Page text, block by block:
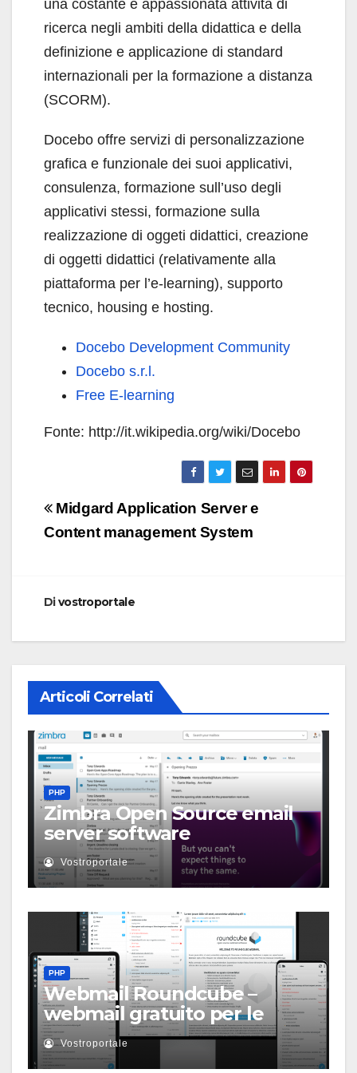
una costante e appassionata attività di
ricerca negli ambiti della didattica e della
definizione e applicazione di standard
internazionali per la formazione a distanza
(SCORM).
Docebo offre servizi di personalizzazione
grafica e funzionale dei suoi applicativi,
consulenza, formazione sull’uso degli
applicativi stessi, formazione sulla
realizzazione di oggeti didattici, creazione
di oggetti didattici (relativamente alla
piattaforma per l’e-learning), supporto
tecnico, housing e hosting.
Docebo Development Community
Docebo s.r.l.
Free E-learning
Fonte: http://it.wikipedia.org/wiki/Docebo
Navigazione
articoli
Midgard Application Server e
Content management System
Divostroportale
Articoli Correlati
PHP
Zimbra Open Source email
server software
Vostroportale
PHP
Webmail Roundcube –
webmail gratuito per le
masse
Vostroportale